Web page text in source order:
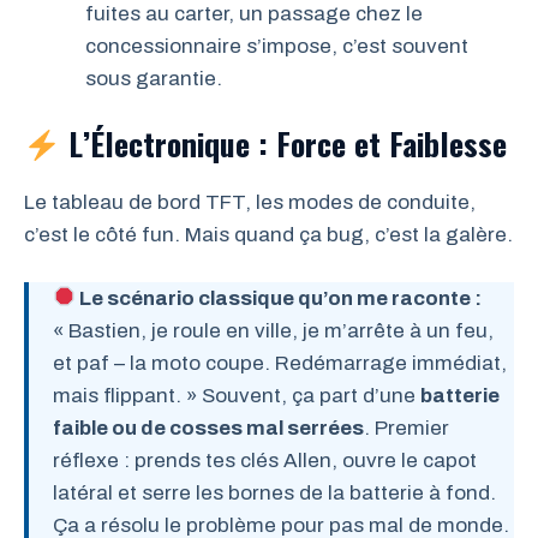
fuites au carter, un passage chez le
concessionnaire s’impose, c’est souvent
sous garantie.
L’Électronique : Force et Faiblesse
Le tableau de bord TFT, les modes de conduite,
c’est le côté fun. Mais quand ça bug, c’est la galère.
Le scénario classique qu’on me raconte :
« Bastien, je roule en ville, je m’arrête à un feu,
et paf – la moto coupe. Redémarrage immédiat,
mais flippant. » Souvent, ça part d’une batterie
faible ou de cosses mal serrées. Premier
réflexe : prends tes clés Allen, ouvre le capot
latéral et serre les bornes de la batterie à fond.
Ça a résolu le problème pour pas mal de monde.